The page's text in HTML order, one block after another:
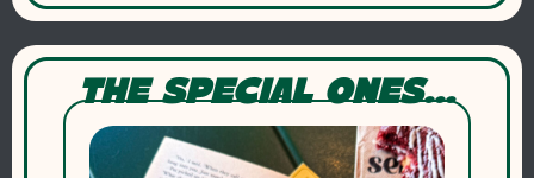
THE SPECIAL ONES...